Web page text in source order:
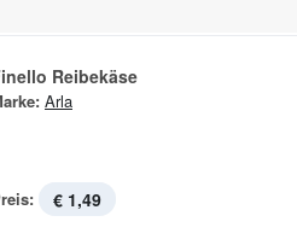
Reibekäse
Arla
€ 1,49